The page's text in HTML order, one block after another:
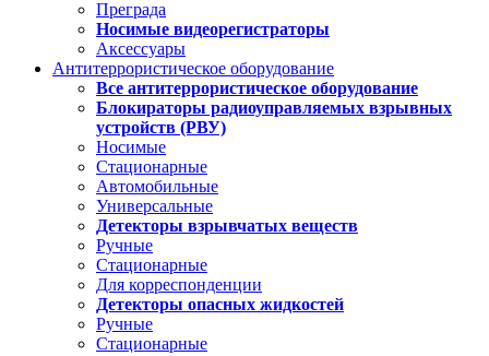
Преграда
Носимые видеорегистраторы
Аксессуары
Антитеррористическое оборудование
Все антитеррористическое оборудование
Блокираторы радиоуправляемых взрывных
устройств (РВУ)
Носимые
Стационарные
Автомобильные
Универсальные
Детекторы взрывчатых веществ
Ручные
Стационарные
Для корреспонденции
Детекторы опасных жидкостей
Ручные
Стационарные